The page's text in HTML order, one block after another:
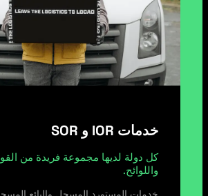
خدمات IOR و SOR
كل دولة لديها مجموعة فريدة من
واللوائح.